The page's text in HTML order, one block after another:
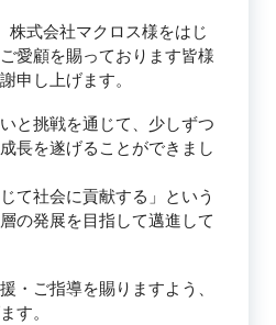
株式会社マクロス様をはじ
愛顧を賜っております皆様
申し上げます。
と挑戦を通じて、少しずつ
長を遂げることができまし
て社会に貢献する」という
の発展を目指して邁進して
・ご指導を賜りますよう、
す。